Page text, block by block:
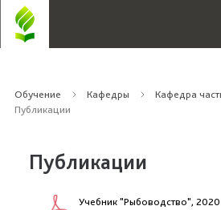
Обучение Кафедры
Кафедра
Публикации
Публикации
Учебник "Рыбоводство", 2020